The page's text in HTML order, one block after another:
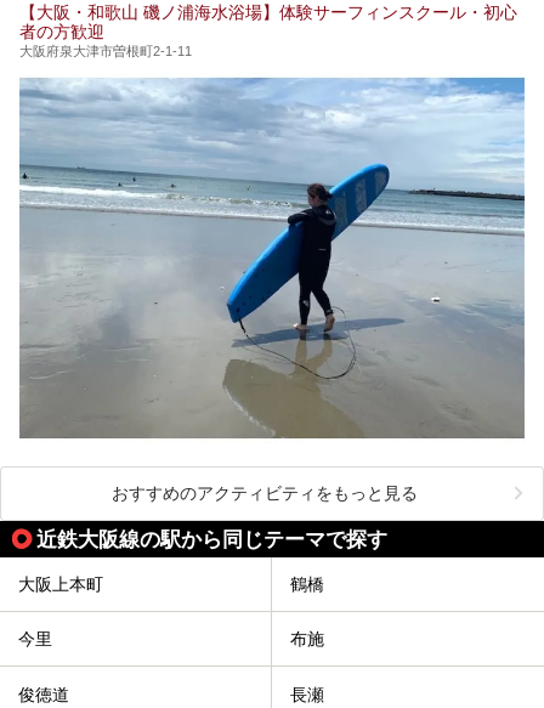
【大阪・和歌山 磯ノ浦海水浴場】体験サーフィンスクール・初心
者の方歓迎
大阪府泉大津市曽根町2-1-11
おすすめのアクティビティをもっと見る
近鉄大阪線の駅から同じテーマで探す
大阪上本町 鶴橋
今里 布施
俊徳道 長瀬